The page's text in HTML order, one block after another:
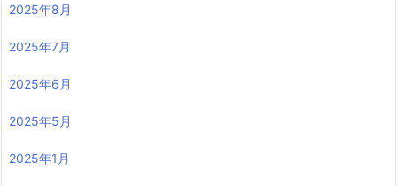
2025年8月
2025年7月
2025年6月
2025年5月
2025年1月